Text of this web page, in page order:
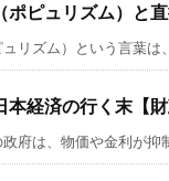
ポピュリズム）と
リズム）という言葉
本経済の行く末【財
府は、物価や金利が